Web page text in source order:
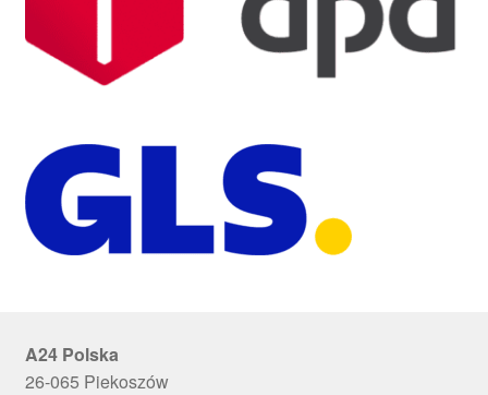
A24 Polska
26-065 Piekoszów